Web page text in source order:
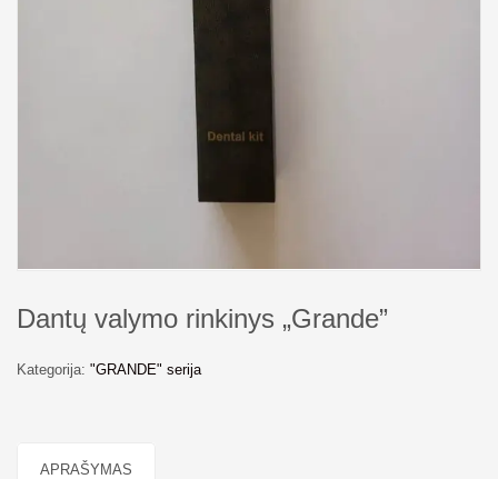
Dantų valymo rinkinys „Grande”
Kategorija: "GRANDE" serija
APRAŠYMAS